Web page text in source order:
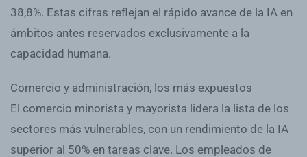
38,8%. Estas cifras reflejan el rápido avance de la IA en
ámbitos antes reservados exclusivamente a la
capacidad humana.
Comercio y administración, los más expuestos
El comercio minorista y mayorista lidera la lista de los
sectores más vulnerables, con un rendimiento de la IA
superior al 50% en tareas clave. Los empleados de